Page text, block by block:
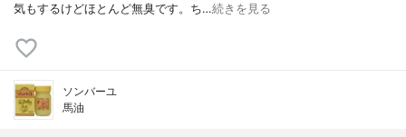
気もするけどほとんど無臭です。ち…続きを見る
ソンバーユ
馬油